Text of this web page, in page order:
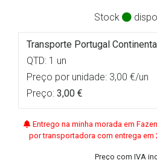
Stock
Transporte Portugal
QTD: 1 un
Preço por unidade: 3,00 €/un
Preço: 3,00 €
Entrego na minha morada em
por transportadora com entrega em
Preço com IVA